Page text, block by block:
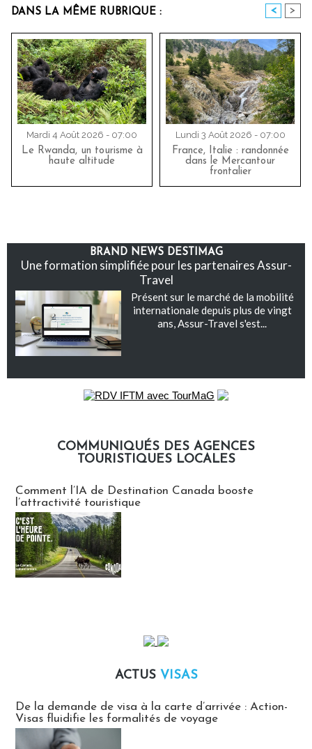
DANS LA MÊME RUBRIQUE : < >
Mardi 4 Août 2026 - 07:00
Le Rwanda, un tourisme à
haute altitude
Lundi 3 Août 2026 - 07:00
France, Italie : randonnée
dans le Mercantour
frontalier
BRAND NEWS DESTIMAG
Une formation simplifiée pour les partenaires Assur-
Travel
Présent sur le marché de la mobilité
internationale depuis plus de vingt
ans, Assur-Travel s'est...
COMMUNIQUÉS DES AGENCES
TOURISTIQUES LOCALES
Comment l’IA de Destination Canada booste
l’attractivité touristique
ACTUS VISAS
De la demande de visa à la carte d’arrivée : Action-
Visas fluidifie les formalités de voyage